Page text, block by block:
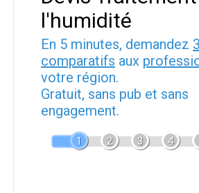
l'humidité
En 5 minutes, demandez
comparatifs aux
votre région.
Gratuit, sans pub et sans
engagement.
1 2 3 4